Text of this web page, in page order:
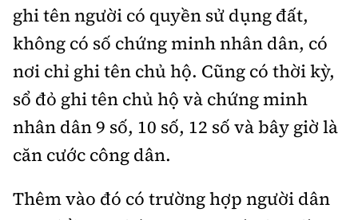
ghi tên người có quyền sử dụng đất,
không có số chứng minh nhân dân, có
nơi chỉ ghi tên chủ hộ. Cũng có thời kỳ,
sổ đỏ ghi tên chủ hộ và chứng minh
nhân dân 9 số, 10 số, 12 số và bây giờ là
căn cước công dân.
Thêm vào đó có trường hợp người dân